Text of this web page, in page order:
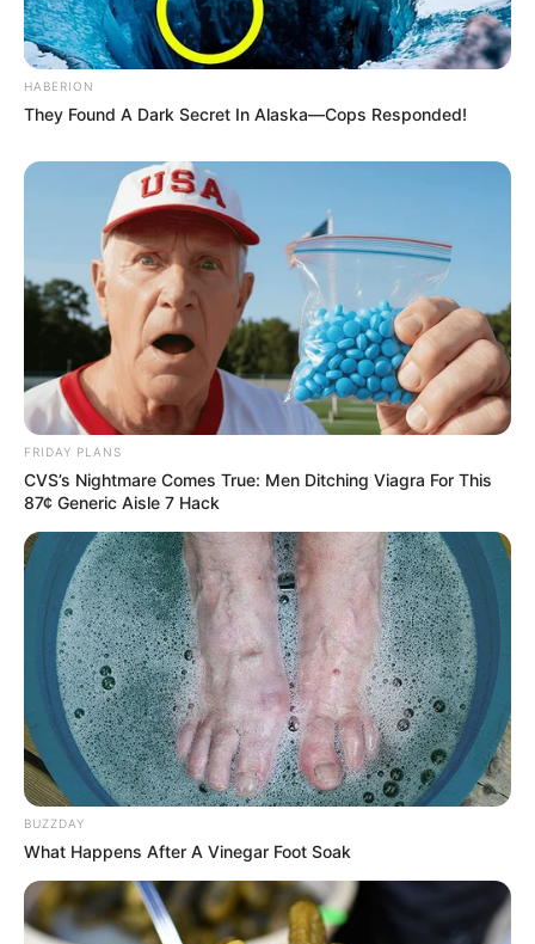
HABERION
They Found A Dark Secret In Alaska—Cops Responded!
FRIDAY PLANS
CVS’s Nightmare Comes True: Men Ditching Viagra For This
87¢ Generic Aisle 7 Hack
BUZZDAY
What Happens After A Vinegar Foot Soak